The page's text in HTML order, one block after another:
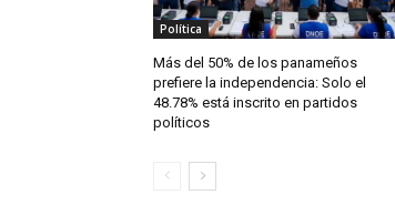
Política
Más del 50% de los panameños
prefiere la independencia: Solo el
48.78% está inscrito en partidos
políticos